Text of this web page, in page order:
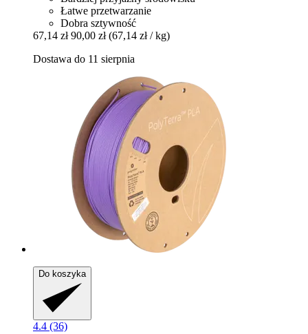
Łatwe przetwarzanie
Dobra sztywność
67,14 zł 90,00 zł (67,14 zł / kg)
Dostawa do 11 sierpnia
Do koszyka
4.4 (36)